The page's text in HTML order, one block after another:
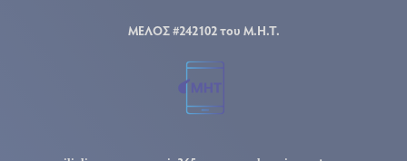
ΜΕΛΟΣ #242102 του Μ.Η.Τ.